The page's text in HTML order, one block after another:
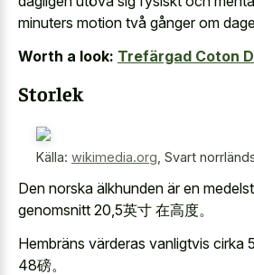
minuters motion två gånger om
Worth a look: Trefärgad Coton
Storlek
Källa: wikimedia.org Svart
Den norska älkhunden är en
genomsnitt 20,5英寸 在高度。
Hembräns värderas vanligtvis cirka
48磅。